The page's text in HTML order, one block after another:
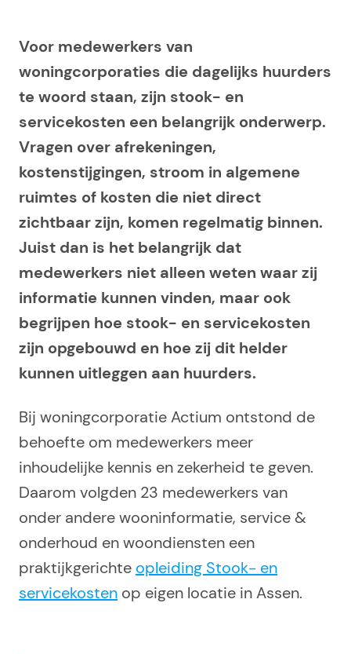
Voor medewerkers van
woningcorporaties die dagelijks huurders
te woord staan, zijn stook- en
servicekosten een belangrijk onderwerp.
Vragen over afrekeningen,
kostenstijgingen, stroom in algemene
ruimtes of kosten die niet direct
zichtbaar zijn, komen regelmatig binnen.
Juist dan is het belangrijk dat
medewerkers niet alleen weten waar zij
informatie kunnen vinden, maar ook
begrijpen hoe stook- en servicekosten
zijn opgebouwd en hoe zij dit helder
kunnen uitleggen aan huurders.
Bij woningcorporatie Actium ontstond de
behoefte om medewerkers meer
inhoudelijke kennis en zekerheid te geven.
Daarom volgden 23 medewerkers van
onder andere wooninformatie, service &
onderhoud en woondiensten een
praktijkgerichte opleiding Stook- en
servicekosten op eigen locatie in Assen.